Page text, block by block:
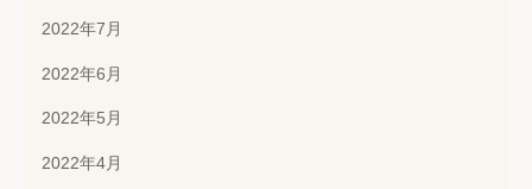
2022年7月
2022年6月
2022年5月
2022年4月